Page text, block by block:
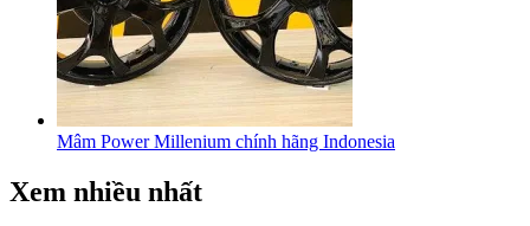
Mâm Power Millenium chính hãng Indonesia
Xem nhiều nhất